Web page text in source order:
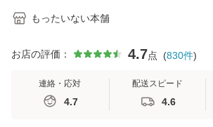
もったいない本舗
お店の評価： 4.7点 (830件)
連絡・応対
4.7
配送スピード
4.6